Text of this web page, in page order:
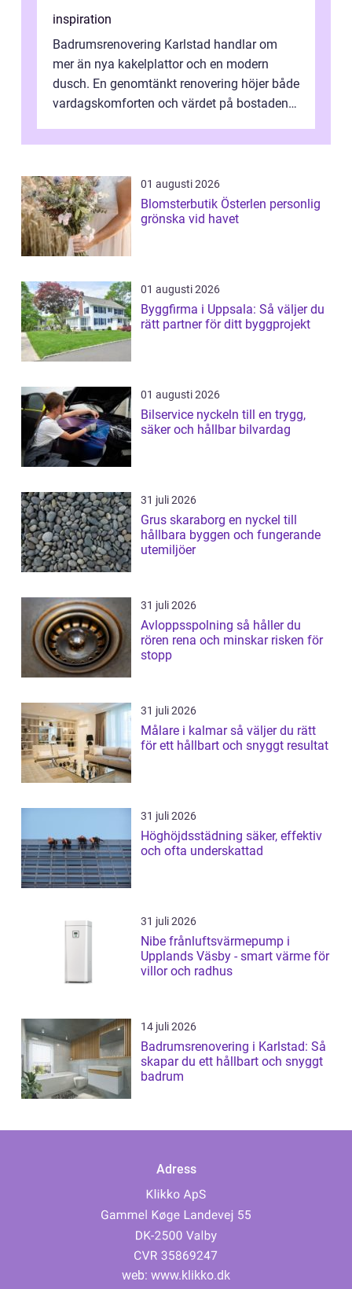
inspiration
Badrumsrenovering Karlstad handlar om
mer än nya kakelplattor och en modern
dusch. En genomtänkt renovering höjer både
vardagskomforten och värdet på bostaden.
01 augusti 2026
Blomsterbutik Österlen personlig
grönska vid havet
01 augusti 2026
Byggfirma i Uppsala: Så väljer du
rätt partner för ditt byggprojekt
01 augusti 2026
Bilservice nyckeln till en trygg,
säker och hållbar bilvardag
31 juli 2026
Grus skaraborg en nyckel till
hållbara byggen och fungerande
utemiljöer
31 juli 2026
Avloppsspolning så håller du
rören rena och minskar risken för
stopp
31 juli 2026
Målare i kalmar så väljer du rätt
för ett hållbart och snyggt resultat
31 juli 2026
Höghöjdsstädning säker, effektiv
och ofta underskattad
31 juli 2026
Nibe frånluftsvärmepump i
Upplands Väsby - smart värme för
villor och radhus
14 juli 2026
Badrumsrenovering i Karlstad: Så
skapar du ett hållbart och snyggt
badrum
Adress
web: www.klikko.dk